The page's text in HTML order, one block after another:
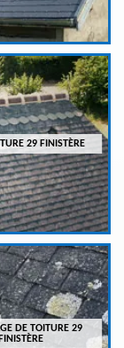
29 FINISTÈRE
DE TOITURE 29
FINISTÈRE